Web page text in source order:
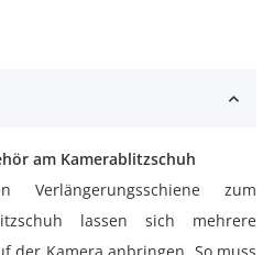
am Kamerablitzschuh
zum
lassen sich mehrere